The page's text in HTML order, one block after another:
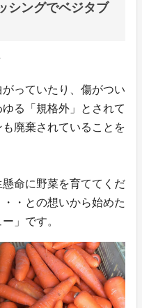
シングでベジタブ
っていたり、傷がつい
る「規格外」とされて
廃棄されていることを
命に野菜を育ててくだ
・との想いから始めた
」です。